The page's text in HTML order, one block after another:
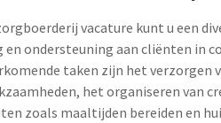
vacature kunt u een
en ondersteuning aan cliënten in
taken zijn het verzorgen
het organiseren van
zoals maaltijden bereiden en